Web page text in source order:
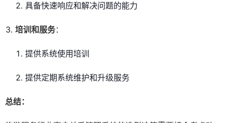
具备快速响应和解决问题的能力
培训和服务：
提供系统使用培训
提供定期系统维护和升级服务
总结：